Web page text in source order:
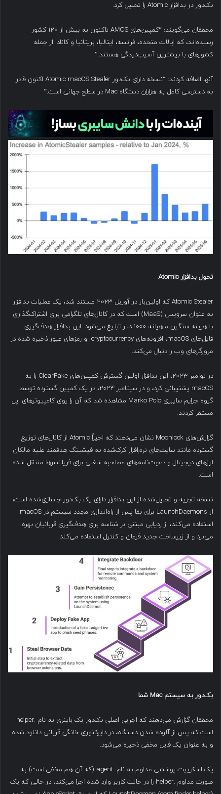
بک‌دور در بدافزار Atomic را تحلیل کرد.
محققان می‌گویند: “کمپین‌های AMOS تاکنون به بیش از ۱۲۰ کشور
رسیده‌اند، که ایالات متحده، فرانسه، ایتالیا، بریتانیا و کانادا از جمله
کشورهای با بیشترین آسیب‌دیدگی هستند.”
آنها اضافه کردند: “نسخه دارای بک‌دور Atomic macOS Stealer اکنون قادر
به دسترسی کامل به هزاران دستگاه Mac در سطح جهانی است.”
تحول بدافزار Atomic
Atomic Stealer که اولین‌بار در آوریل ۲۰۲۳ مستند شد، یک عملیات بدافزار
به عنوان سرویس (MaaS) است که در کانال‌های تلگرامی برای اشتراک‌گذاری
با هزینه سنگین ماهیانه ۱۰۰۰ دلار تبلیغ می‌شود. این بدافزار هدف‌گیری
فایل‌های macOS، افزونه‌های cryptocurrency و رمزهای عبور ذخیره شده در
مرورگرهای وب را دنبال می‌کند.
در نوامبر ۲۰۲۳، این بدافزار اولین گسترش کمپین‌های ClearFake را به
macOS پشتیبانی کرد، و در سپتامبر ۲۰۲۴، در یک کمپین گسترده توسط
گروه جرایم سایبری Marko Polo مشاهده شد که آن را روی کامپیوترهای اپل
مستقر کردند.
گزارش‌های Moonlock نشان می‌دهند که اخیراً Atomic از کانال‌های توزیع
گسترده مانند سایت‌های نرم‌افزار کرک‌شده به فیشینگ هدفمند علیه مالکان
ارزهای دیجیتال و دعوت‌نامه‌های مصاحبه شغلی برای فریلنسرها منتقل شده
است.
نسخه تجزیه و تحلیل‌شده از این بدافزار دارای یک بک‌دور جاسازی‌شده است،
از LaunchDaemons برای بقا پس از راه‌اندازی مجدد سیستم در macOS
استفاده می‌کند، از ردیابی مبتنی بر شناسه برای هدف‌گیری قربانیان بهره
می‌برد و از زیرساخت جدید فرمان و کنترل استفاده می‌کند.
بک‌دور به سیستم Mac شما
محققان گزارش می‌دهند که اجرایی اصلی بک‌دور یک باینری به نام .helper
است که پس از آلوده شدن دستگاه، در دایرکتوری خانگی قربانی دانلود شده
و به عنوان یک فایل مخفی ذخیره می‌شود.
یک اسکریپت پوششی مداوم به نام .agent (که آن هم مخفی است) به
صورت مداوم .helper را در حالت کاربر وارد شده اجرا می‌کند، در حالی که یک